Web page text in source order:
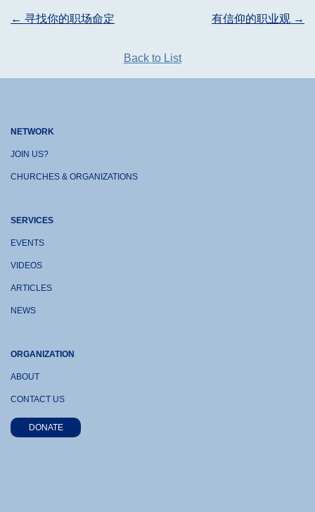
Post
← 寻找你的职场命定 有信仰的职业观 →
Back to List
NETWORK
JOIN US?
CHURCHES & ORGANIZATIONS
SERVICES
EVENTS
VIDEOS
ARTICLES
NEWS
ORGANIZATION
ABOUT
CONTACT US
DONATE